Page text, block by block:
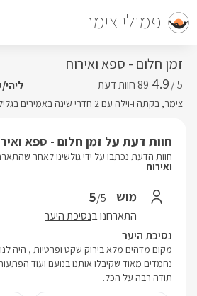
פמילי צימר
זמן חלום - ספא ואירוח
5 /
4.9
צימר, בקתה ו-וילה עם 2 חדרי שינה באמירים בגליל העליון
חוות דעת על זמן חלום - ספא
חוות הדעת נכתבו על ידי גולשינו לאחר
ואירוח
מוש 5/5
התארחנו בנסיכת היער
נסיכת היער
מקום מדהים מלא בירוק שקט ופרטיות , היה
נחמדים מאוד שקיבלו אותנו בנועם ועוד
תודה רבה על הכל.